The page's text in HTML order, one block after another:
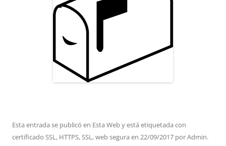
Esta entrada se publicó en Esta Weby está etiquetada con
certificado SSL, HTTPS,SSL,web segura en 22/09/2017 porAdmin.